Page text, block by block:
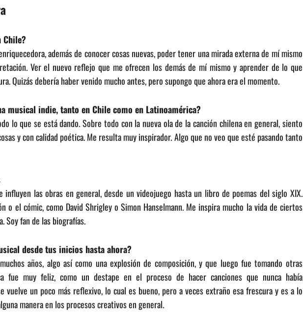
Chile?
además de conocer cosas nuevas, poder tener una mirada externa de mí mismo
Ver el nuevo reflejo que me ofrecen los demás de mí mismo y aprender de lo que
Quizás debería haber venido mucho antes, pero supongo que ahora era el momento.
musical indie, tanto en Chile como en Latinoamérica?
lo que se está dando. Sobre todo con la nueva ola de la canción chilena en general, siento
y con calidad poética. Me resulta muy inspirador. Algo que no veo que esté pasando tanto
influyen las obras en general, desde un videojuego hasta un libro de poemas del siglo XIX.
o el cómic, como David Shrigley o Simon Hanselmann. Me inspira mucho la vida de ciertos
Soy fan de las biografías.
desde tus inicios hasta ahora?
años, algo así como una explosión de composición, y que luego fue tomando otras
fue muy feliz, como un destape en el proceso de hacer canciones que nunca había
vuelve un poco más reflexivo, lo cual es bueno, pero a veces extraño esa frescura y es a lo
manera en los procesos creativos en general.